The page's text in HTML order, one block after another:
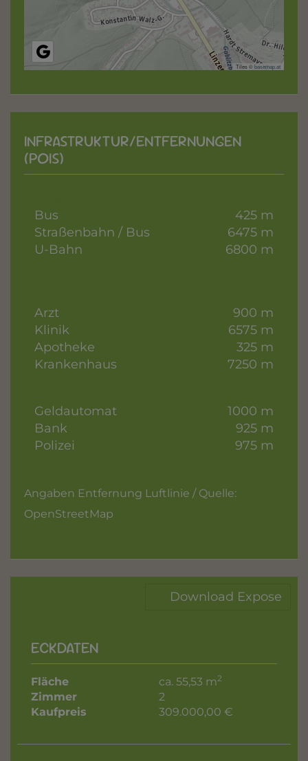
Tiles ©basemap.at
INFRASTRUKTUR/ENTFERNUNGEN
(POIS)
Bus
425 m
Straßenbahn / Bus
6475 m
U-Bahn
6800 m
Arzt
900 m
Klinik
6575 m
Apotheke
325 m
Krankenhaus
7250 m
Geldautomat
1000 m
Bank
925 m
Polizei
975 m
Angaben Entfernung Luftlinie / Quelle:
OpenStreetMap
Download Expose
ECKDATEN
Fläche ca. 55,53 m2
Zimmer
2
Kaufpreis
309.000,00 €